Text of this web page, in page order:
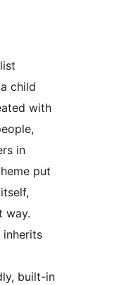
child
with
in
put
way.
inherits
built-in